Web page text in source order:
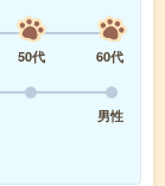
50代
60代
男性